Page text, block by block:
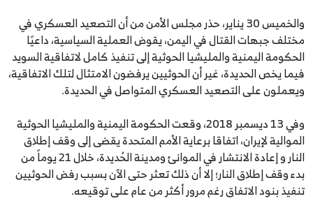
والخميس 30 يناير، حذر مجلس الأمن من أن التصعيد العسكري في
مختلف جبهات القتال في اليمن، يقوض العملية السياسية، داعيًا
الحكومة اليمنية والمليشيا الحوثية إلى تنفيذ كامل لاتفاقية السويد
فيما يخص الحديدة، غير أن الحوثيين يرفضون الامتثال لتلك الاتفاقية،
ويعملون على التصعيد العسكري المتواصل في الحديدة.
وفي 13 ديسمبر 2018، وقعت الحكومة اليمنية والمليشيا الحوثية
الموالية لإيران، اتفاقا برعاية الأمم المتحدة يقضى إلى وقف إطلاق
النار و إعادة الانتشار في الموانئ ومدينة الحُديدة، خلال 21 يوماً من
بدء وقف إطلاق النار؛ إلا أن ذلك تعثر حتى الآن بسبب رفض الحوثيين
تنفيذ بنود الاتفاق رغم مرور أكثر من عام على توقيعه.